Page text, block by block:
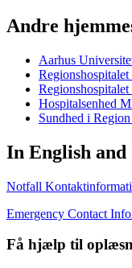
Andre
Aarhus
Regionshospitalet
Hospitalsenhed
Sundhed i
In English and
Notfall
Emergency Contact
Få hjælp til